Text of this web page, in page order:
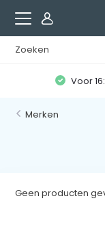
Voor
Merken
Geen producten